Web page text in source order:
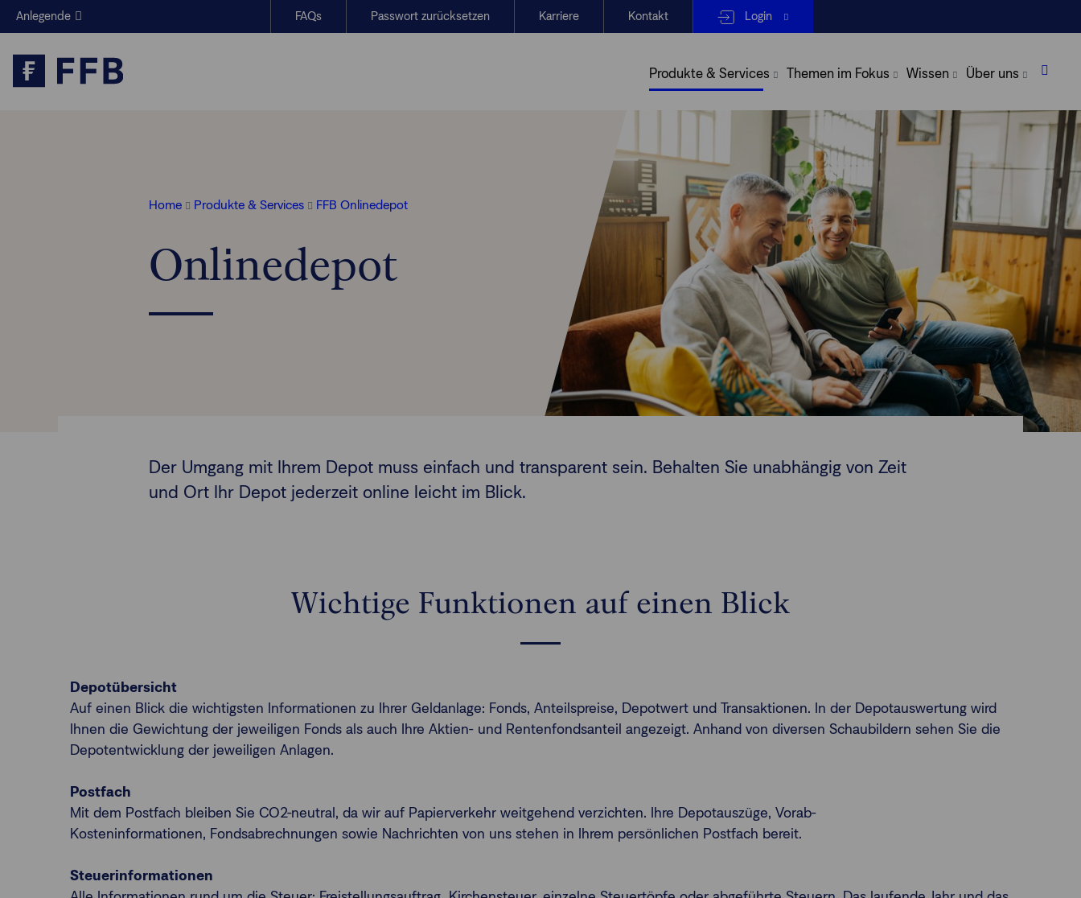
Anlegende
Finanzberatende
FAQs Passwort zurücksetzen Karriere Kontakt Login
Produkte & Services Themen im Fokus Wissen Über uns
Home Produkte & Services FFB Onlinedepot
Onlinedepot
Der Umgang mit Ihrem Depot muss einfach und transparent sein. Behalten Sie unabhängig von Zeit
und Ort Ihr Depot jederzeit online leicht im Blick.
Wichtige Funktionen auf einen Blick
Depotübersicht
Auf einen Blick die wichtigsten Informationen zu Ihrer Geldanlage: Fonds, Anteilspreise, Depotwert und Transaktionen. In der Depotauswertung wird
Ihnen die Gewichtung der jeweiligen Fonds als auch Ihre Aktien- und Rentenfondsanteil angezeigt. Anhand von diversen Schaubildern sehen Sie die
Depotentwicklung der jeweiligen Anlagen.
Postfach
Mit dem Postfach bleiben Sie CO2-neutral, da wir auf Papierverkehr weitgehend verzichten. Ihre Depotauszüge, Vorab-
Kosteninformationen, Fondsabrechnungen sowie Nachrichten von uns stehen in Ihrem persönlichen Postfach bereit.
Steuerinformationen